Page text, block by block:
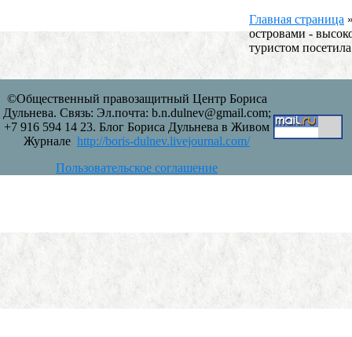
Главная страница
островами -
туристом
©Общественный правозащитный Центр Бориса
Дульнева. Связь: Эл.почта: b.n.dulnev@gmail.com;
+7 916 594 14 23. Блог Бориса Дульнева в Живом
Журнале http://boris-dulnev.livejournal.com/
Пользовательское соглашение